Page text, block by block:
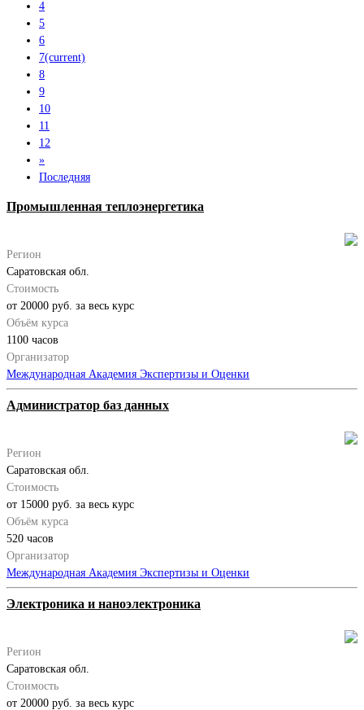
4
5
6
7(current)
8
9
10
11
12
»
Последняя
Промышленная теплоэнергетика
Регион
Саратовская обл.
Стоимость
от 20000 руб. за весь курс
Объём курса
1100 часов
Организатор
Международная Академия Экспертизы и Оценки
Администратор баз данных
Регион
Саратовская обл.
Стоимость
от 15000 руб. за весь курс
Объём курса
520 часов
Организатор
Международная Академия Экспертизы и Оценки
Электроника и наноэлектроника
Регион
Саратовская обл.
Стоимость
от 20000 руб. за весь курс